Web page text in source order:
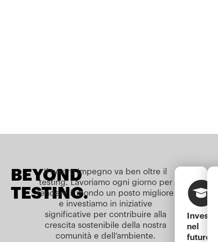
BEYOND
TESTING.
Il nostro impegno va ben oltre il
testing. Lavoriamo ogni giorno per
rendere il mondo un posto migliore
e investiamo in iniziative
significative per contribuire alla
crescita sostenibile della nostra
comunità e dell’ambiente.
nel
futuro: